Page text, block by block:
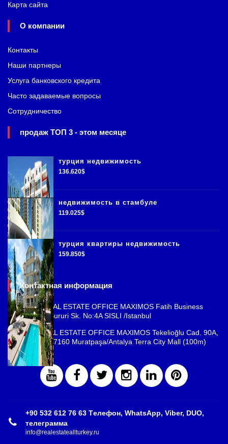
Карта сайта
О компании
Контакты
Наши партнеры
Услуга банковского кредита
Часто задаваемые вопросы
Сотрудничество
продаж ТОП 3 - этом месяце
турция недвижимость
136.620$
недвижимость в стамбуле
119.025$
турция квартиры недвижимость
159.850$
Контактная информация
ISTANBUL REAL ESTATE OFFICE MAXIMOS Fatih Business
Park, Cemal Sururi Sk. No:4A SISLI /Istanbul
ANTALYA REAL ESTATE OFFICE MAXIMOS Tekelioğlu Cad. 90A,
Fener Mah., 07160 Muratpaşa/Antalya Terra City Mall (100m)
+90 532 612 76 63 Tелефон, WhatsApp, Viber, DUO,
телеграмма
info@realestateallturkey.ru